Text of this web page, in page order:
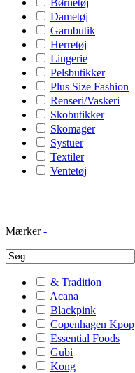
Børnetøj
Dametøj
Garnbutik
Herretøj
Lingerie
Pelsbutikker
Plus Size Fashion
Renseri/Vaskeri
Skobutikker
Skomager
Systuer
Textiler
Ventetøj
Mærker -
& Tradition
Acana
Blackpink
Copenhagen Kpop
Essential Foods
Gubi
Kong